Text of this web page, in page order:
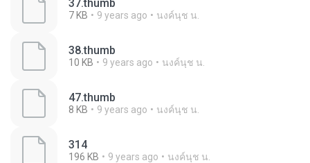
37.thumb
7 KB 9 years ago นงค์นุช น.
38.thumb
10 KB 9 years ago นงค์นุช น.
47.thumb
8 KB 9 years ago นงค์นุช น.
314
196 KB 9 years ago นงค์นุช น.